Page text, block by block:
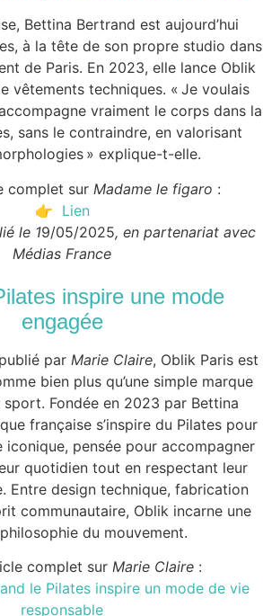
Bettina Bertrand est aujourd’hui
à la tête de son propre studio dans
de Paris. En 2023, elle lance Oblik
vêtements techniques. « Je voulais
vraiment le corps dans la
sans le contraindre, en valorisant
» explique-t-elle.
complet sur Madame le figaro :
👉 Lien
le 19/05/2025, en partenariat avec
Médias France
inspire une mode
engagée
par Marie Claire, Oblik Paris est
bien plus qu’une simple marque
Fondée en 2023 par Bettina
française s’inspire du Pilates pour
iconique, pensée pour accompagner
quotidien tout en respectant leur
Entre design technique, fabrication
communautaire, Oblik incarne une
du mouvement.
complet sur Marie Claire :
le Pilates inspire un mode de vie
responsable